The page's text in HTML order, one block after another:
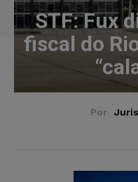
STF: Fux
fiscal do
Por